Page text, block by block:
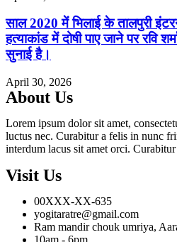
साल 2020 में भिलाई के तालपुरी
हत्याकांड में दोषी पाए जाने पर रवि
सुनाई है।
April 30, 2026
About Us
Lorem ipsum dolor sit amet,
luctus nec. Curabitur a felis in nunc
interdum lacus sit amet orci.
Visit Us
00XXX-XX-635
yogitaratre@gmail.com
Ram mandir chouk umriya,